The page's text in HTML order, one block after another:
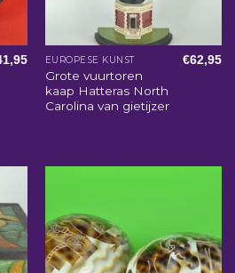
EUROPESE KUNST
Grote vuurtoren
kaap Hatteras North
Carolina van gietijzer
€62,95